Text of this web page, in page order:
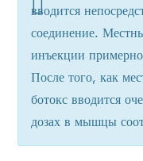
вводится
соединение.
инъекции
После того, как
ботокс вводится
дозах в мышцы